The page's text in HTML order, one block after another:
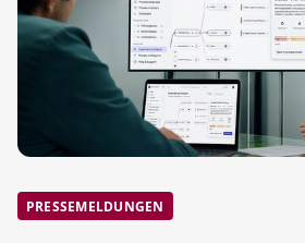
PRESSEMELDUNGEN